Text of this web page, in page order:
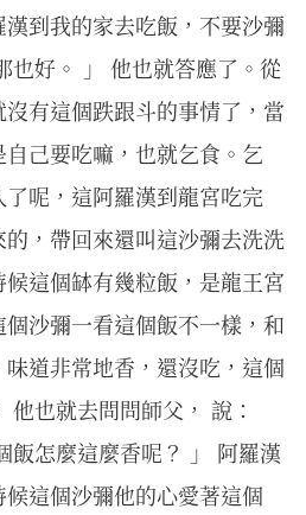
到我的家去吃飯，不要沙彌
也好。 」 他也就答應了。從
有這個跌跟斗的事情了，當
己要吃嘛，也就乞食。乞
呢，這阿羅漢到龍宮吃完
，帶回來還叫這沙彌去洗洗
這個缽有幾粒飯，是龍王宮
沙彌一看這個飯不一樣，和
道非常地香，還沒吃，這個
也就去問問師父， 說：
飯怎麼這麼香呢？ 」 阿羅漢
這個沙彌他的心愛著這個